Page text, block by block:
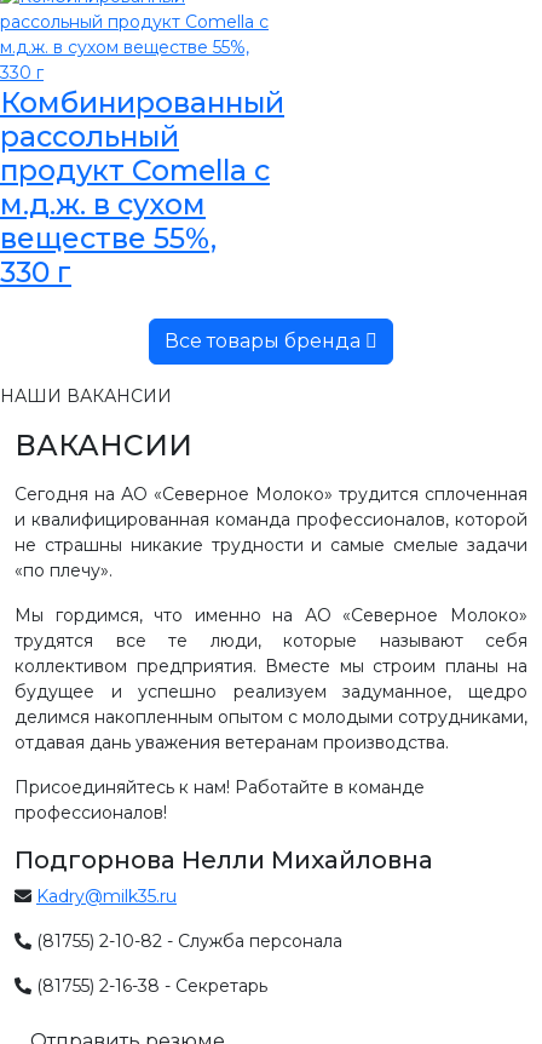
Комбинированный
рассольный
продукт Comella с
м.д.ж. в сухом
веществе 55%,
330 г
Все товары бренда
НАШИ ВАКАНСИИ
ВАКАНСИИ
Сегодня на АО «Северное Молоко» трудится сплоченная
и квалифицированная команда профессионалов, которой
не страшны никакие трудности и самые смелые задачи
«по плечу».
Мы гордимся, что именно на АО «Северное Молоко»
трудятся все те люди, которые называют себя
коллективом предприятия. Вместе мы строим планы на
будущее и успешно реализуем задуманное, щедро
делимся накопленным опытом с молодыми сотрудниками,
отдавая дань уважения ветеранам производства.
Присоединяйтесь к нам! Работайте в команде
профессионалов!
Подгорнова Нелли Михайловна
Kadry@milk35.ru
(81755) 2-10-82 - Служба персонала
(81755) 2-16-38 - Секретарь